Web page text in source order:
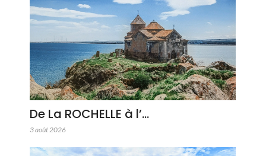
De La ROCHELLE à l’…
3 août 2026